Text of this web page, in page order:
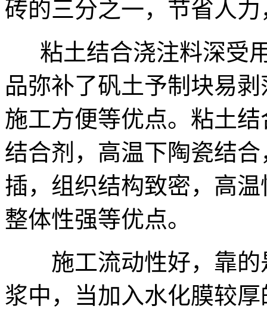
砖的三分之一，节省人
粘土结合浇注料深受
品弥补了矾土予制块易
施工方便等优点。粘土
结合剂，高温下陶瓷结
插，组织结构致密，高
整体性强等优点。
施工流动性好，靠的
浆中，当加入水化膜较